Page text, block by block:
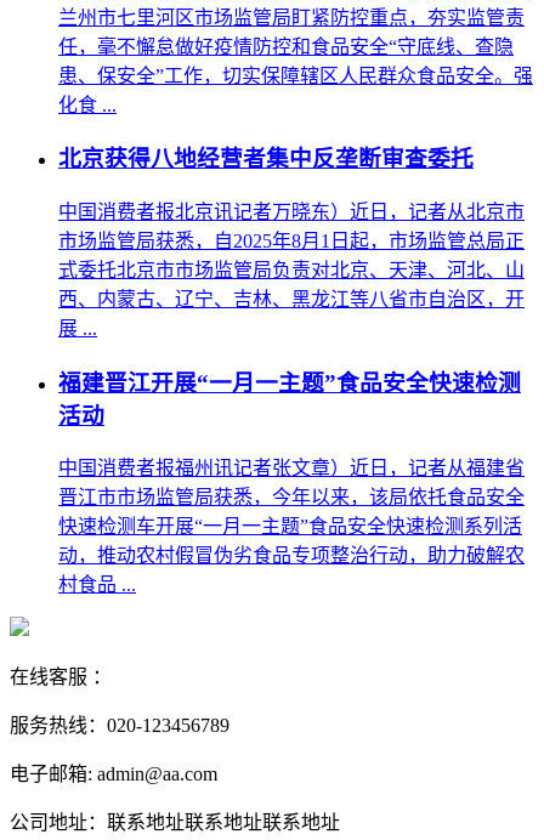
兰州市七里河区市场监管局盯紧防控重点，夯实监管责
任，毫不懈怠做好疫情防控和食品安全“守底线、查隐
患、保安全”工作，切实保障辖区人民群众食品安全。强
化食 ...
北京获得八地经营者集中反垄断审查委托
中国消费者报北京讯记者万晓东）近日，记者从北京市
市场监管局获悉，自2025年8月1日起，市场监管总局正
式委托北京市市场监管局负责对北京、天津、河北、山
西、内蒙古、辽宁、吉林、黑龙江等八省市自治区，开
展 ...
福建晋江开展“一月一主题”食品安全快速检测
活动
中国消费者报福州讯记者张文章）近日，记者从福建省
晋江市市场监管局获悉，今年以来，该局依托食品安全
快速检测车开展“一月一主题”食品安全快速检测系列活
动，推动农村假冒伪劣食品专项整治行动，助力破解农
村食品 ...
在线客服 ：
服务热线：020-123456789
电子邮箱: admin@aa.com
公司地址：联系地址联系地址联系地址